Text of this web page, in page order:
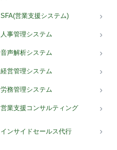
SFA(営業支援システム)
人事管理システム
音声解析システム
経営管理システム
労務管理システム
営業支援コンサルティング
インサイドセールス代行